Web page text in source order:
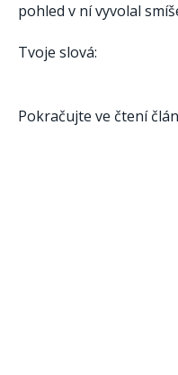
pohled v ní vyvolal
Tvoje slová:
Pokračujte ve čtení